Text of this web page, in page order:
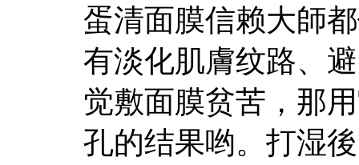
蛋清面膜信赖大師
有淡化肌膚纹路、
觉敷面膜贫苦，那
孔的结果哟。打湿